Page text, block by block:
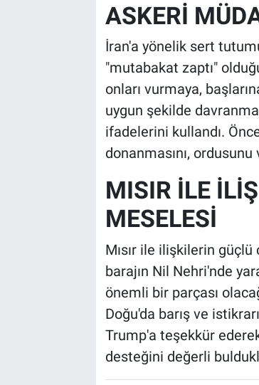
ASKERİ
İran'a yönelik sert
"mutabakat zaptı"
onları vurmaya,
uygun şekilde
ifadelerini kullandı.
donanmasını,
MISIR İLE
MESELESİ
Mısır ile ilişkilerin
barajın Nil Nehri'nde
önemli bir parçası
Doğu'da barış ve
Trump'a teşekkür
desteğini değerli